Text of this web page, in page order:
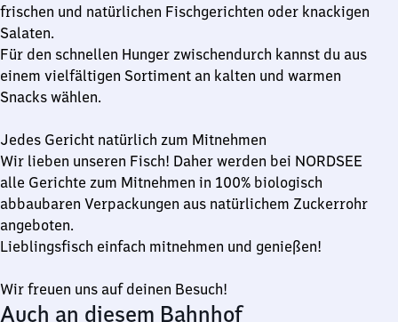
frischen und natürlichen Fischgerichten oder knackigen
Salaten.
Für den schnellen Hunger zwischendurch kannst du aus
einem vielfältigen Sortiment an kalten und warmen
Snacks wählen.
Jedes Gericht natürlich zum Mitnehmen
Wir lieben unseren Fisch! Daher werden bei NORDSEE
alle Gerichte zum Mitnehmen in 100% biologisch
abbaubaren Verpackungen aus natürlichem Zuckerrohr
angeboten.
Lieblingsfisch einfach mitnehmen und genießen!
Wir freuen uns auf deinen Besuch!
Auch an diesem Bahnhof